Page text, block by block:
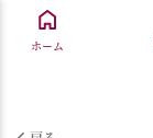
ホーム